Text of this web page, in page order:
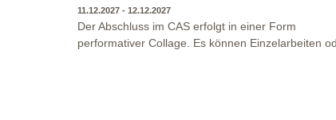
11.12.2027 - 12.12.2027
Der Abschluss im CAS erfolgt in einer Form
performativer Collage. Es können Einzelarbeiten